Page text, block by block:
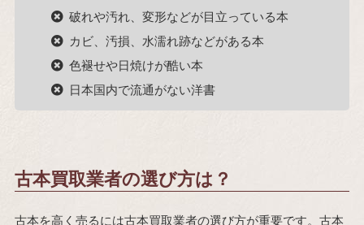
破れや汚れ、変形などが目立っている本
カビ、汚損、水濡れ跡などがある本
色褪せや日焼けが酷い本
日本国内で流通がない洋書
古本買取業者の選び方は？
古本を高く売るには古本買取業者の選び方が重要です。古本